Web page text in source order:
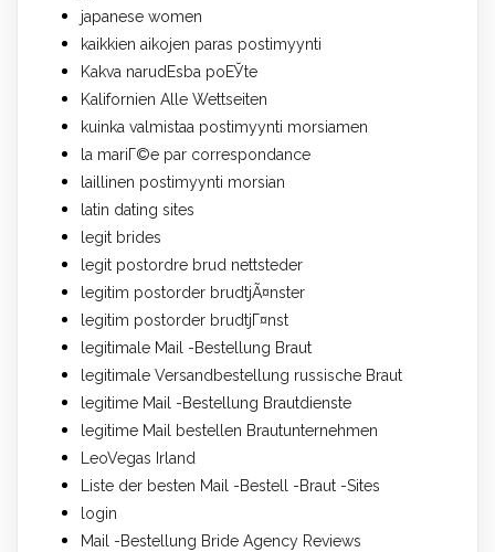
japanese women
kaikkien aikojen paras postimyynti
Kakva narudЕѕba poЕЎte
Kalifornien Alle Wettseiten
kuinka valmistaa postimyynti morsiamen
la mariГ©e par correspondance
laillinen postimyynti morsian
latin dating sites
legit brides
legit postordre brud nettsteder
legitim postorder brudtjÃ¤nster
legitim postorder brudtjГ¤nst
legitimale Mail -Bestellung Braut
legitimale Versandbestellung russische Braut
legitime Mail -Bestellung Brautdienste
legitime Mail bestellen Brautunternehmen
LeoVegas Irland
Liste der besten Mail -Bestell -Braut -Sites
login
Mail -Bestellung Bride Agency Reviews